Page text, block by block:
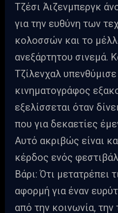
Τζέσι Άιζενμπεργκ
για την ευθύνη των
κολοσσών και το
ανεξάρτητου σινεμά.
Τζίλενχαλ υπενθύμισε
κινηματογράφος
εξελίσσεται όταν
που για δεκαετίες
Αυτό ακριβώς είναι
κέρδος ενός
Βάρι: Ότι μετατρέπει
αφορμή για έναν
από την κοινωνία, την